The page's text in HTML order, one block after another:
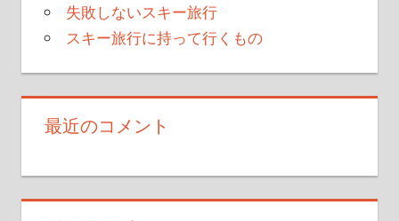
失敗しないスキー旅行
スキー旅行に持って行くもの
最近のコメント